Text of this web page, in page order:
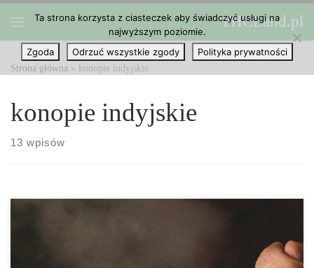
Przejdź do treści THCLand.pl
Strona główna » konopie indyjskie
konopie indyjskie
13 wpisów
Dlaczego po paleniu marihuany czas zwalnia? Biorąc pod uwagę,
Ta strona korzysta z ciasteczek aby świadczyć usługi na
najwyższym poziomie.
Zgoda
Odrzuć wszystkie zgody Polityka prywatności